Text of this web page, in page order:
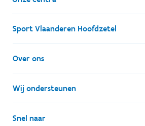
Sport Vlaanderen Hoofdzetel
Simon Bolivarlaan 17
1000 Brussel
Ondernemingsnummer: BE 0248.142.826
Over ons
Wie zijn we, wat doen we
Onze centra
Wij ondersteunen
Lokale besturen
Snel naar